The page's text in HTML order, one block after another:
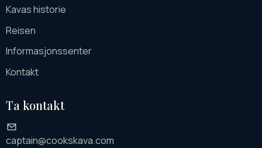
Kavas historie
Reisen
Informasjonssenter
Kontakt
Ta kontakt
captain@cookskava.com